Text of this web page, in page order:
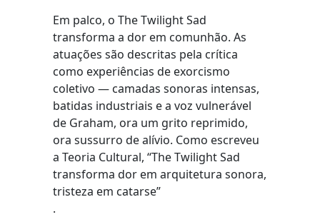
Em palco, o The Twilight Sad
transforma a dor em comunhão. As
atuações são descritas pela crítica
como experiências de exorcismo
coletivo — camadas sonoras intensas,
batidas industriais e a voz vulnerável
de Graham, ora um grito reprimido,
ora sussurro de alívio. Como escreveu
a Teoria Cultural, “The Twilight Sad
transforma dor em arquitetura sonora,
tristeza em catarse”
.